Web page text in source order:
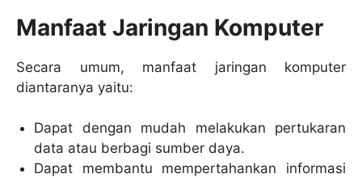
Manfaat Jaringan Komputer
Secara umum, manfaat jaringan komputer
diantaranya yaitu:
Dapat dengan mudah melakukan pertukaran
data atau berbagi sumber daya.
Dapat membantu mempertahankan informasi